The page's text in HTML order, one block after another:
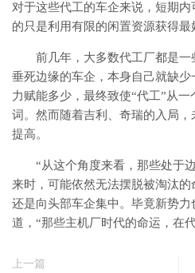
对于这些代工的车企来说，短期内
的只是利用有限的闲置资源获得最
前几年，大多数代工厂都是
垂死边缘的车企，本身自己就缺
力赋能多少，最终致使“代工”从
词。然而随着吉利、奇瑞的入局
提高。
“从这个角度来看，那些处于
来时，可能依然无法摆脱被淘汰
还是向头部车企集中。毕竟新势
道，“那些主机厂时代的命运，在
上一篇